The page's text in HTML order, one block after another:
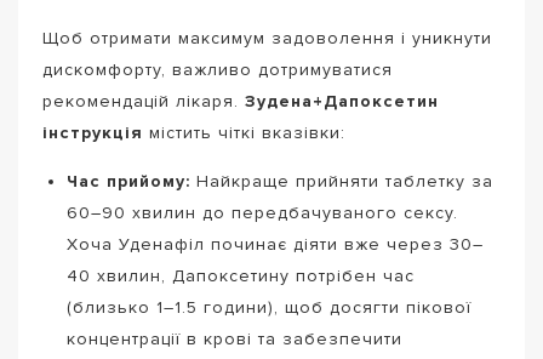
Щоб отримати максимум задоволення і уникнути
дискомфорту, важливо дотримуватися
рекомендацій лікаря. Зудена+Дапоксетин
інструкція містить чіткі вказівки:
Час прийому: Найкраще прийняти таблетку за
60–90 хвилин до передбачуваного сексу.
Хоча Уденафіл починає діяти вже через 30–
40 хвилин, Дапоксетину потрібен час
(близько 1–1.5 години), щоб досягти пікової
концентрації в крові та забезпечити